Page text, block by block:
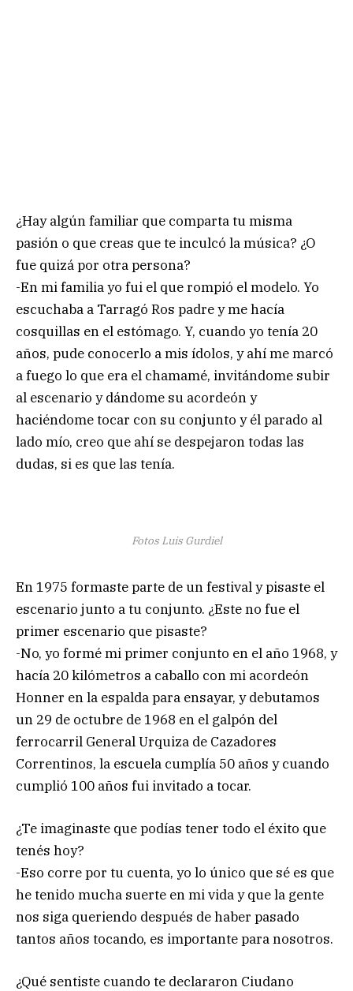
¿Hay algún familiar que comparta tu misma
pasión o que creas que te inculcó la música? ¿O
fue quizá por otra persona?
-En mi familia yo fui el que rompió el modelo. Yo
escuchaba a Tarragó Ros padre y me hacía
cosquillas en el estómago. Y, cuando yo tenía 20
años, pude conocerlo a mis ídolos, y ahí me marcó
a fuego lo que era el chamamé, invitándome subir
al escenario y dándome su acordeón y
haciéndome tocar con su conjunto y él parado al
lado mío, creo que ahí se despejaron todas las
dudas, si es que las tenía.
Fotos Luis Gurdiel
En 1975 formaste parte de un festival y pisaste el
escenario junto a tu conjunto. ¿Este no fue el
primer escenario que pisaste?
-No, yo formé mi primer conjunto en el año 1968, y
hacía 20 kilómetros a caballo con mi acordeón
Honner en la espalda para ensayar, y debutamos
un 29 de octubre de 1968 en el galpón del
ferrocarril General Urquiza de Cazadores
Correntinos, la escuela cumplía 50 años y cuando
cumplió 100 años fui invitado a tocar.
¿Te imaginaste que podías tener todo el éxito que
tenés hoy?
-Eso corre por tu cuenta, yo lo único que sé es que
he tenido mucha suerte en mi vida y que la gente
nos siga queriendo después de haber pasado
tantos años tocando, es importante para nosotros.
¿Qué sentiste cuando te declararon Ciudano